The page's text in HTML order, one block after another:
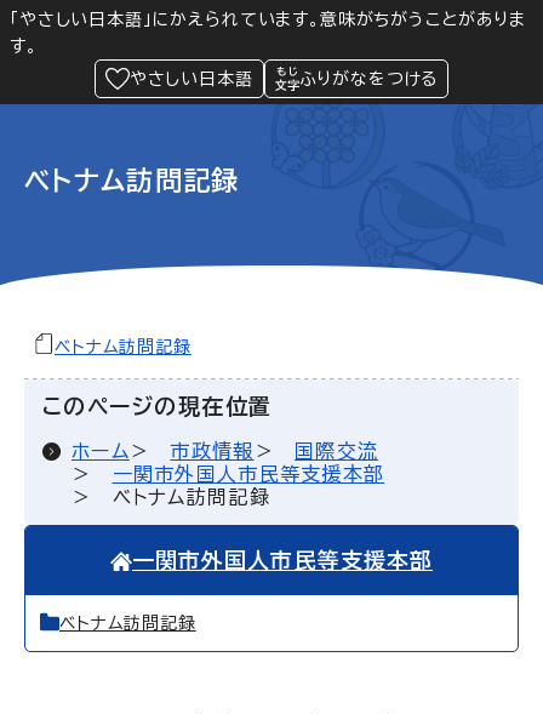
「やさしい日本語」にかえられています。意味がちがうことがありま
す。
やさしい日本語
ふりがなをつける
Language 閲覧支援
緊急情報
ベトナム訪問記録
ベトナム訪問記録
このページの現在位置
ホーム 市政情報
国際交流
一関市外国人市民等支援本部
ベトナム訪問記録
一関市外国人市民等支援本部
ベトナム訪問記録